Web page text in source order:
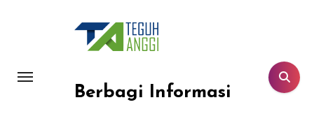
Berbagi Informasi